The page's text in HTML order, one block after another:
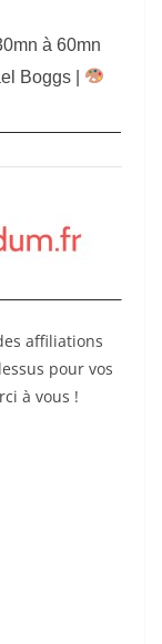
à 60mn
Boggs|
affiliations
pour vos
à vous !